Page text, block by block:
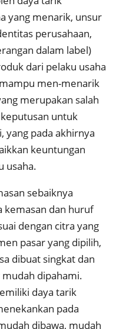
yang menarik, unsur
perusahaan,
dalam label)
dari pelaku usaha
men-menarik
merupakan salah
untuk
yang pada akhirnya
keuntungan
usaha.
sebaiknya
kemasan dan huruf
dengan citra yang
pasar yang dipilih,
dibuat singkat dan
mudah dipahami.
daya tarik
pada
dibawa, mudah